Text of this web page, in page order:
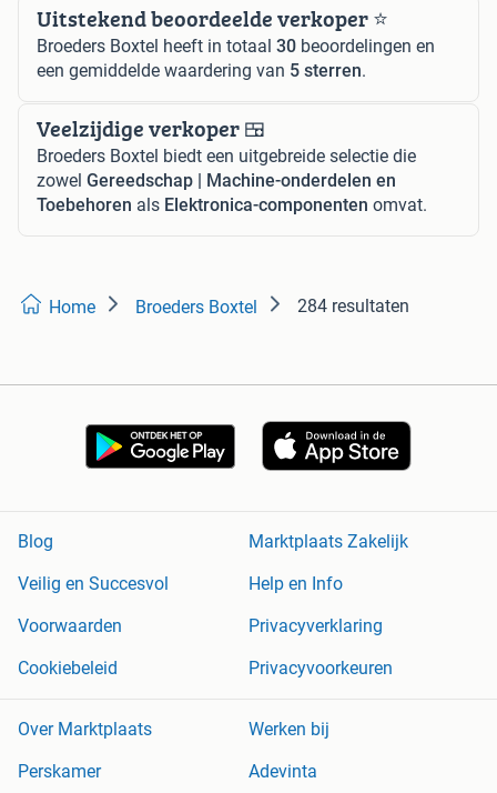
Uitstekend beoordeelde verkoper ⭐️
Broeders Boxtel heeft in totaal 30 beoordelingen en
een gemiddelde waardering van 5 sterren.
Veelzijdige verkoper 🍱
Broeders Boxtel biedt een uitgebreide selectie die
zowel Gereedschap | Machine-onderdelen en
Toebehoren als Elektronica-componenten omvat.
Home Broeders Boxtel 284 resultaten
Blog
Marktplaats Zakelijk
Veilig en Succesvol
Help en Info
Voorwaarden
Privacyverklaring
Cookiebeleid
Privacyvoorkeuren
Over Marktplaats
Werken bij
Perskamer
Adevinta